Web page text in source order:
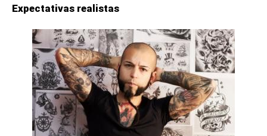
Expectativas realistas